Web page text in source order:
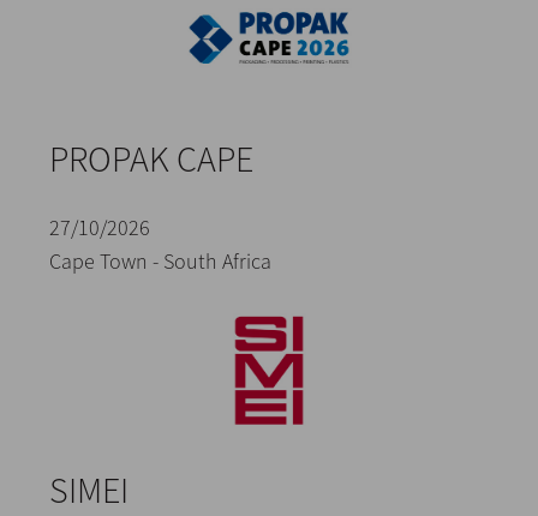
PROPAK CAPE
27/10/2026
Cape Town - South Africa
SIMEI